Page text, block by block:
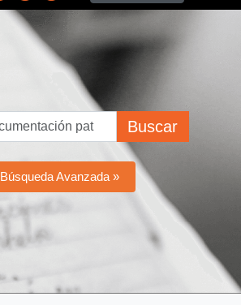
Buscar
Búsqueda Avanzada »